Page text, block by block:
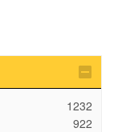
1232
922